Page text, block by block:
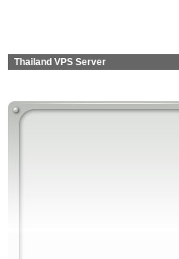
Thailand VPS Server